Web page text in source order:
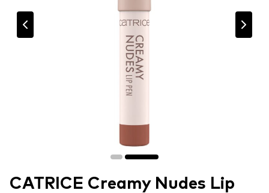
CATRICE Creamy Nudes Lip